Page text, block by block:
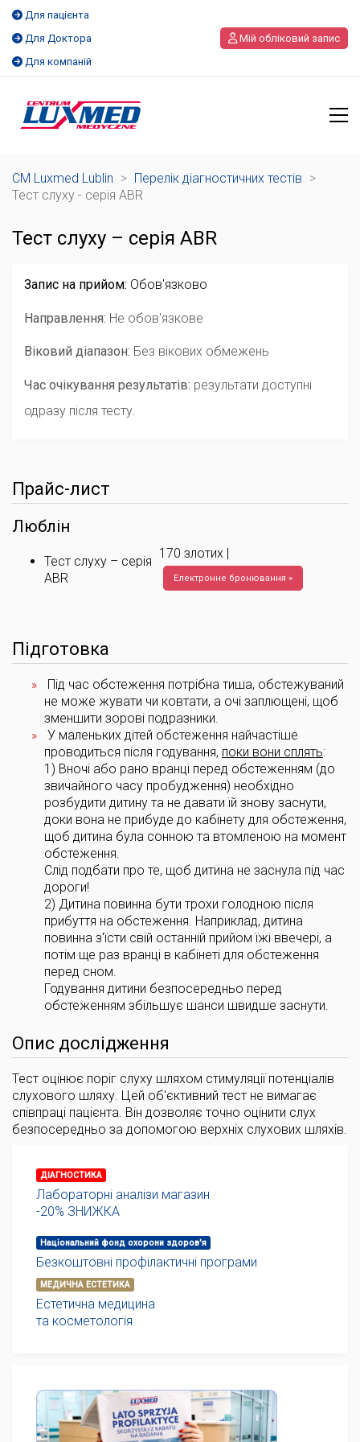
Для пацієнта
Для Доктора
Для компаній
Мій обліковий запис
CM Luxmed Lublin > Перелік діагностичних тестів >
Тест слуху - серія ABR
Тест слуху – серія ABR
Запис на прийом: Обов'язково
Направлення: Не обов'язкове
Віковий діапазон: Без вікових обмежень
Час очікування результатів: результати доступні
одразу після тесту.
Прайс-лист
Люблін
Тест слуху – серія
ABR
170 злотих |
Електронне бронювання »
Підготовка
Під час обстеження потрібна тиша, обстежуваний
не може жувати чи ковтати, а очі заплющені, щоб
зменшити зорові подразники.
У маленьких дітей обстеження найчастіше
проводиться після годування, поки вони сплять:
1) Вночі або рано вранці перед обстеженням (до
звичайного часу пробудження) необхідно
розбудити дитину та не давати їй знову заснути,
доки вона не прибуде до кабінету для обстеження,
щоб дитина була сонною та втомленою на момент
обстеження.
Слід подбати про те, щоб дитина не заснула під час
дороги!
2) Дитина повинна бути трохи голодною після
прибуття на обстеження. Наприклад, дитина
повинна з'їсти свій останній прийом їжі ввечері, а
потім ще раз вранці в кабінеті для обстеження
перед сном.
Годування дитини безпосередньо перед
обстеженням збільшує шанси швидше заснути.
Опис дослідження
Тест оцінює поріг слуху шляхом стимуляції потенціалів
слухового шляху. Цей об'єктивний тест не вимагає
співпраці пацієнта. Він дозволяє точно оцінити слух
безпосередньо за допомогою верхніх слухових шляхів.
ДІАГНОСТИКА
Лабораторні аналізи магазин
-20% ЗНИЖКА
Національний фонд охорони здоров'я
Безкоштовні профілактичні програми
МЕДИЧНА ЕСТЕТИКА
Естетична медицина
та косметологія